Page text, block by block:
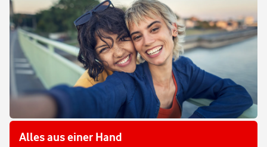
Alles aus einer Hand